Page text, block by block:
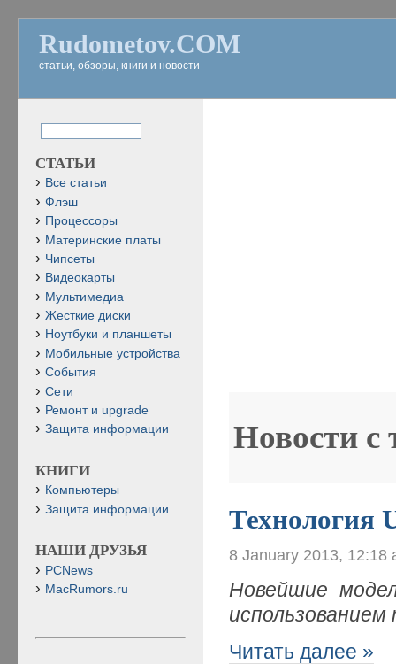
Rudometov.COM
статьи, обзоры, книги и новости
Новости с
Технология
8 January 2013, 12:18
Новейшие
Читать далее »
СТАТЬИ
Все статьи
Флэш
Процессоры
Материнские платы
Чипсеты
Видеокарты
Мультимедиа
Жесткие диски
Ноутбуки и планшеты
Мобильные устройства
События
Сети
Ремонт и upgrade
Защита информации
КНИГИ
Компьютеры
Защита информации
НАШИ ДРУЗЬЯ
PCNews
MacRumors.ru